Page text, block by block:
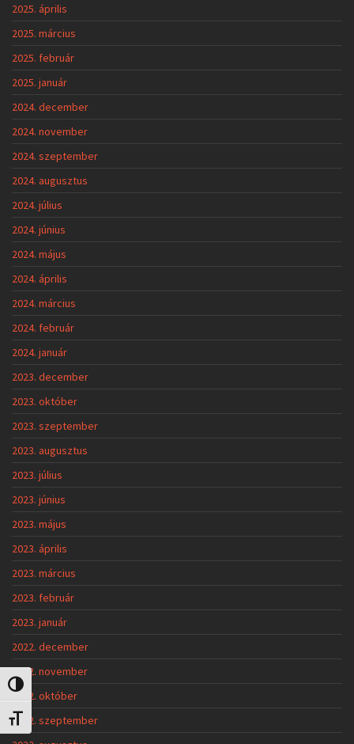
Nagy kontraszt váltása
Betűméret váltása
2025. április
2025. március
2025. február
2025. január
2024. december
2024. november
2024. szeptember
2024. augusztus
2024. július
2024. június
2024. május
2024. április
2024. március
2024. február
2024. január
2023. december
2023. október
2023. szeptember
2023. augusztus
2023. július
2023. június
2023. május
2023. április
2023. március
2023. február
2023. január
2022. december
2022. november
2022. október
2022. szeptember